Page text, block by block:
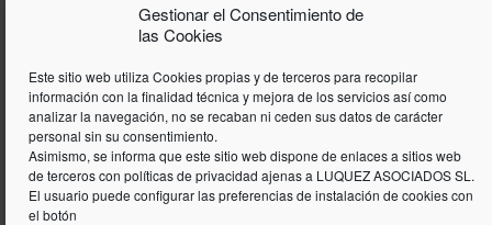
Gestionar el Consentimiento de
las Cookies
Este sitio web utiliza Cookies propias y de terceros para recopilar
información con la finalidad técnica y mejora de los servicios así como
analizar la navegación, no se recaban ni ceden sus datos de carácter
personal sin su consentimiento.
Asimismo, se informa que este sitio web dispone de enlaces a sitios web
de terceros con políticas de privacidad ajenas a LUQUEZ ASOCIADOS SL.
El usuario puede configurar las preferencias de instalación de cookies con
el botón